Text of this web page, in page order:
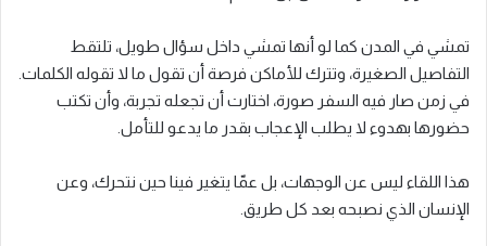
تمشي في المدن كما لو أنها تمشي داخل سؤال طويل، تلتقط
التفاصيل الصغيرة، وتترك للأماكن فرصة أن تقول ما لا تقوله الكلمات.
في زمن صار فيه السفر صورة، اختارت أن تجعله تجربة، وأن تكتب
حضورها بهدوء لا يطلب الإعجاب بقدر ما يدعو للتأمل.
هذا اللقاء ليس عن الوجهات، بل عمّا يتغير فينا حين نتحرك، وعن
الإنسان الذي نصبحه بعد كل طريق.